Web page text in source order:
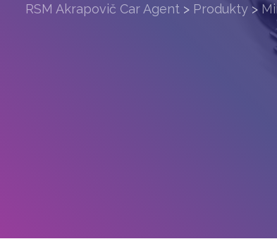
RSM Akrapovič Car Agent > Produkty >